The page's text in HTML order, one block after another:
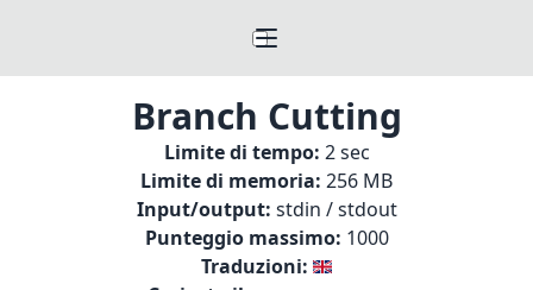
Branch Cutting
Limite di tempo: 2 sec
Limite di memoria: 256 MB
Input/output: stdin / stdout
Punteggio massimo: 1000
Traduzioni: